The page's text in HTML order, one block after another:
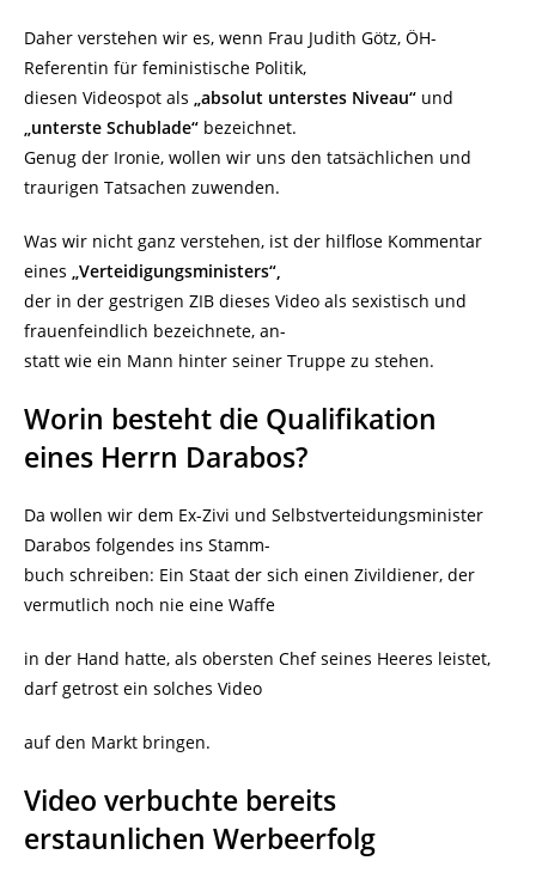
Daher verstehen wir es, wenn Frau Judith Götz, ÖH-
Referentin für feministische Politik,
diesen Videospot als „absolut unterstes Niveau“ und
„unterste Schublade“ bezeichnet.
Genug der Ironie, wollen wir uns den tatsächlichen und
traurigen Tatsachen zuwenden.
Was wir nicht ganz verstehen, ist der hilflose Kommentar
eines „Verteidigungsministers“,
der in der gestrigen ZIB dieses Video als sexistisch und
frauenfeindlich bezeichnete, an-
statt wie ein Mann hinter seiner Truppe zu stehen.
Worin besteht die Qualifikation
eines Herrn Darabos?
Da wollen wir dem Ex-Zivi und Selbstverteidungsminister
Darabos folgendes ins Stamm-
buch schreiben: Ein Staat der sich einen Zivildiener, der
vermutlich noch nie eine Waffe
in der Hand hatte, als obersten Chef seines Heeres leistet,
darf getrost ein solches Video
auf den Markt bringen.
Video verbuchte bereits
erstaunlichen Werbeerfolg